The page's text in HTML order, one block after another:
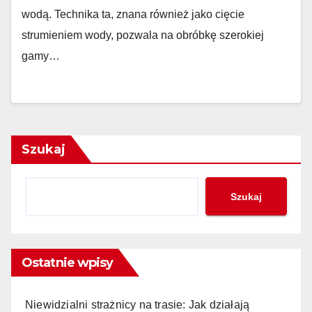
wodą. Technika ta, znana również jako cięcie
strumieniem wody, pozwala na obróbkę szerokiej
gamy…
Szukaj
Szukaj
Ostatnie wpisy
Niewidzialni strażnicy na trasie: Jak działają